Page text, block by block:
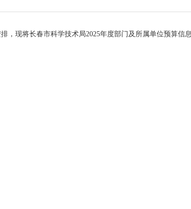
现将长春市科学技术局2025年度部门及所属单位预算信息